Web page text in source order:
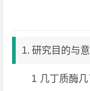
1. 研究目的与
1 几丁质酶